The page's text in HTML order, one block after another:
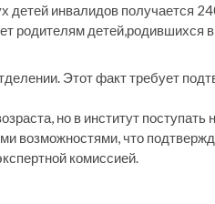
детей инвалидов получается
родителям детей,родившихся
Этот факт требует
но в институт поступать
возможностями, что
комиссией.